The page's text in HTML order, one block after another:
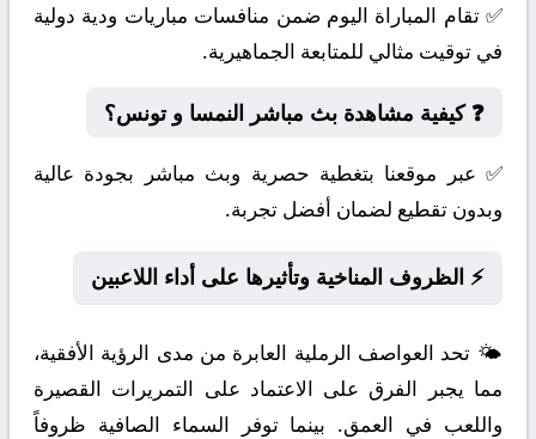
✅ تقام المباراة اليوم ضمن منافسات مباريات ودية دولية
في توقيت مثالي للمتابعة الجماهيرية.
❓ كيفية مشاهدة بث مباشر النمسا و تونس؟
✅ عبر موقعنا بتغطية حصرية وبث مباشر بجودة عالية
وبدون تقطيع لضمان أفضل تجربة.
⚡ الظروف المناخية وتأثيرها على أداء اللاعبين
🌤️ تحد العواصف الرملية العابرة من مدى الرؤية الأفقية،
مما يجبر الفرق على الاعتماد على التمريرات القصيرة
واللعب في العمق. بينما توفر السماء الصافية ظروفاً